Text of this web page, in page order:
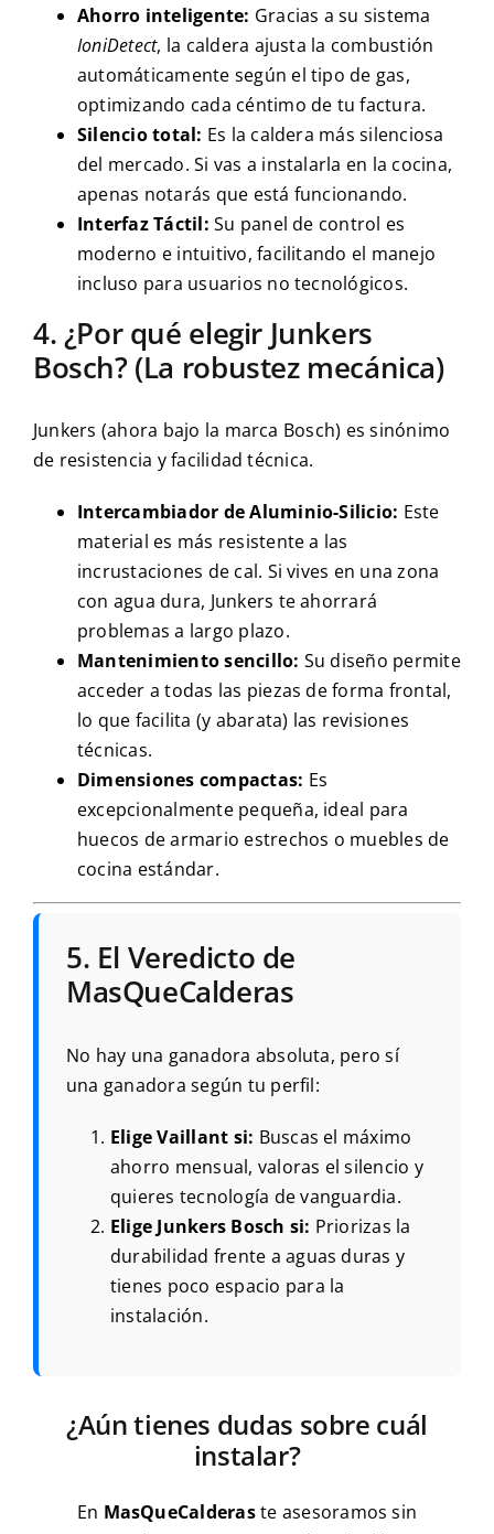
Ahorro inteligente: Gracias a su sistema
IoniDetect, la caldera ajusta la combustión
automáticamente según el tipo de gas,
optimizando cada céntimo de tu factura.
Silencio total: Es la caldera más silenciosa
del mercado. Si vas a instalarla en la cocina,
apenas notarás que está funcionando.
Interfaz Táctil: Su panel de control es
moderno e intuitivo, facilitando el manejo
incluso para usuarios no tecnológicos.
4. ¿Por qué elegir Junkers
Bosch? (La robustez mecánica)
Junkers (ahora bajo la marca Bosch) es sinónimo
de resistencia y facilidad técnica.
Intercambiador de Aluminio-Silicio: Este
material es más resistente a las
incrustaciones de cal. Si vives en una zona
con agua dura, Junkers te ahorrará
problemas a largo plazo.
Mantenimiento sencillo: Su diseño permite
acceder a todas las piezas de forma frontal,
lo que facilita (y abarata) las revisiones
técnicas.
Dimensiones compactas: Es
excepcionalmente pequeña, ideal para
huecos de armario estrechos o muebles de
cocina estándar.
5. El Veredicto de
MasQueCalderas
No hay una ganadora absoluta, pero sí
una ganadora según tu perfil:
Elige Vaillant si: Buscas el máximo
ahorro mensual, valoras el silencio y
quieres tecnología de vanguardia.
Elige Junkers Bosch si: Priorizas la
durabilidad frente a aguas duras y
tienes poco espacio para la
instalación.
¿Aún tienes dudas sobre cuál
instalar?
En MasQueCalderaste asesoramos sin